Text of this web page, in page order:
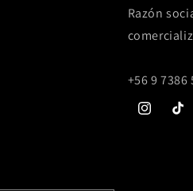
Razón
+56 9 7386
Instagram